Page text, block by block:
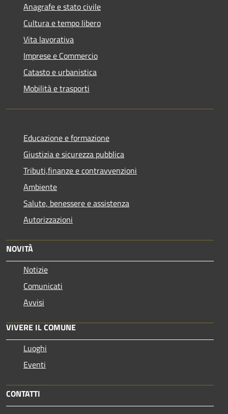
Anagrafe e stato civile
Cultura e tempo libero
Vita lavorativa
Imprese e Commercio
Catasto e urbanistica
Mobilità e trasporti
Educazione e formazione
Giustizia e sicurezza pubblica
Tributi,finanze e contravvenzioni
Ambiente
Salute, benessere e assistenza
Autorizzazioni
NOVITÀ
Notizie
Comunicati
Avvisi
VIVERE IL COMUNE
Luoghi
Eventi
CONTATTI